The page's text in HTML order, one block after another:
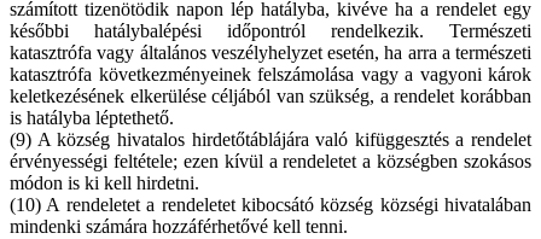
számított tizenötödik napon lép hatályba, kivéve ha a rendelet egy
későbbi hatálybalépési időpontról rendelkezik. Természeti
katasztrófa vagy általános veszélyhelyzet esetén, ha arra a természeti
katasztrófa következményeinek felszámolása vagy a vagyoni károk
keletkezésének elkerülése céljából van szükség, a rendelet korábban
is hatályba léptethető.
(9) A község hivatalos hirdetőtáblájára való kifüggesztés a rendelet
érvényességi feltétele; ezen kívül a rendeletet a községben szokásos
módon is ki kell hirdetni.
(10) A rendeletet a rendeletet kibocsátó község községi hivatalában
mindenki számára hozzáférhetővé kell tenni.